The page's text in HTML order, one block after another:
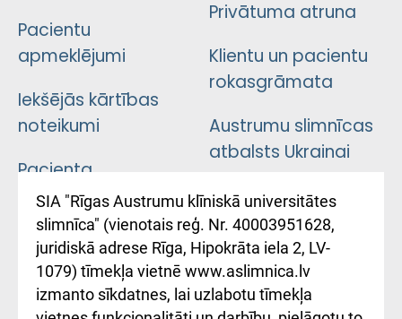
Pacientu
apmeklējumi
Iekšējās kārtības
noteikumi
Pacienta
atsauksmju/sūdzību
iesniegšanas
kārtība
Kā pie mums nokļūt
Privātuma atruna
Klientu un pacientu
rokasgrāmata
Austrumu slimnīcas
atbalsts Ukrainai
Підтримка Східної
лікарні та співпраця з
Україною
SIA "Rīgas Austrumu klīniskā universitātes
slimnīca" (vienotais reģ. Nr. 40003951628,
juridiskā adrese Rīga, Hipokrāta iela 2, LV-
1079) tīmekļa vietnē www.aslimnica.lv
izmanto sīkdatnes, lai uzlabotu tīmekļa